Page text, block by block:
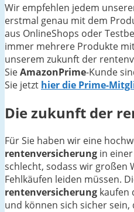
Wir empfehlen jedem
erstmal genau mit dem
aus OnlineShops oder
immer mehrere Produkte
unserem zukunft der
SieAmazonPrime-Kunde
Sie jetzt hier die Prime-
Diezukunft der
Für Sie haben wir eine
rentenversicherung in
schlecht, sodass wir großen
Fehlkäufen leiden müssen.
rentenversicherung kaufen
und können sich sicher